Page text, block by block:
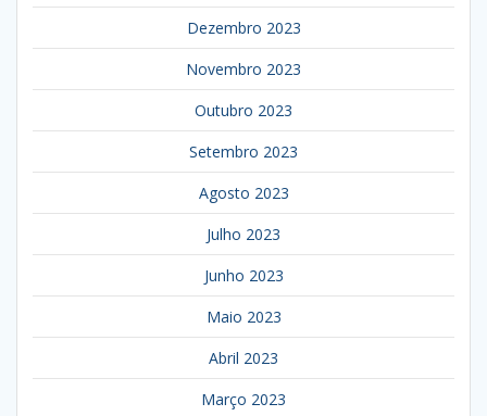
Dezembro 2023
Novembro 2023
Outubro 2023
Setembro 2023
Agosto 2023
Julho 2023
Junho 2023
Maio 2023
Abril 2023
Março 2023